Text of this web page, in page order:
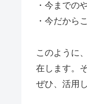
・今までの
・今だから
このように
在します。
ぜひ、活用